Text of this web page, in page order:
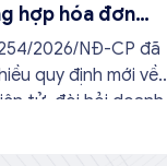
hợp hóa đơn
cần có đầy
từ 01/7/2026
2026/NĐ-CP đã
quy định mới về
tử, đòi hỏi doanh
để thực hiện đúng